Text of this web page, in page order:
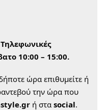
10:00 – 15:00.
ώρα επιθυμείτε ή
την ώρα που
ή στα social.